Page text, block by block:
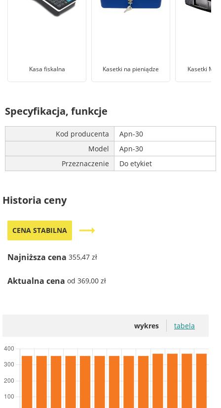
Kasa fiskalna Kasetki na pieniądze Kasetki
Specyfikacja, funkcje
Kod producenta
Apn-30
Model
Apn-30
Przeznaczenie
Do etykiet
Historia ceny
CENA STABILNA trending_flat
Najniższa cena 355,47 zł
Aktualna cena od 369,00 zł
wykres tabela